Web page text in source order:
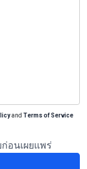
and Terms of Service
อนเผยแพร่